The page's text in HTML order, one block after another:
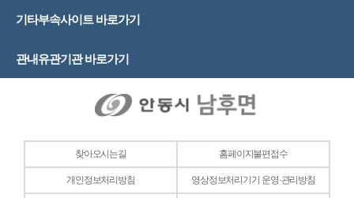
기타부속사이트 바로가기
관내유관기관 바로가기
찾아오시는길 홈페이지불편접수
개인정보처리방침 영상정보처리기기 운영·관리방침